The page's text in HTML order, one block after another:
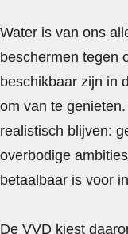
Water is van ons
beschermen tegen
beschikbaar zijn in
om van te
realistisch blijven:
overbodige
betaalbaar is voor
De VVD kiest